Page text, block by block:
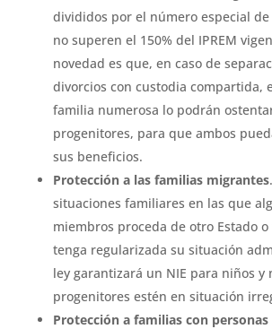
divididos por el número especial
no superen el 150% del IPREM
novedad es que, en caso de
divorcios con custodia compartida,
familia numerosa lo podrán
progenitores, para que ambos
sus beneficios.
Protección a las familias migrantes
situaciones familiares en las que
miembros proceda de otro Estado
tenga regularizada su situación
ley garantizará un NIE para niños y
progenitores estén en situación
Protección a familias con personas